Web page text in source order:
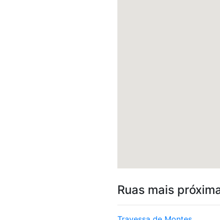
Ruas mais